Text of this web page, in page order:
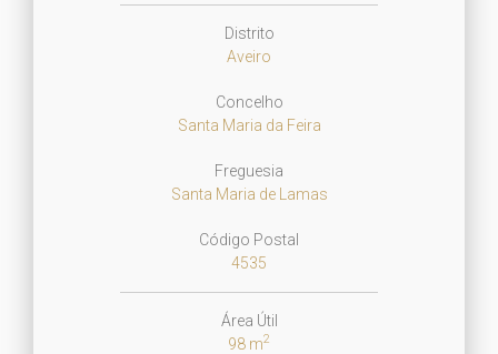
Distrito
Aveiro
Concelho
Santa Maria da Feira
Freguesia
Santa Maria de Lamas
Código Postal
4535
Área Útil
98 m2